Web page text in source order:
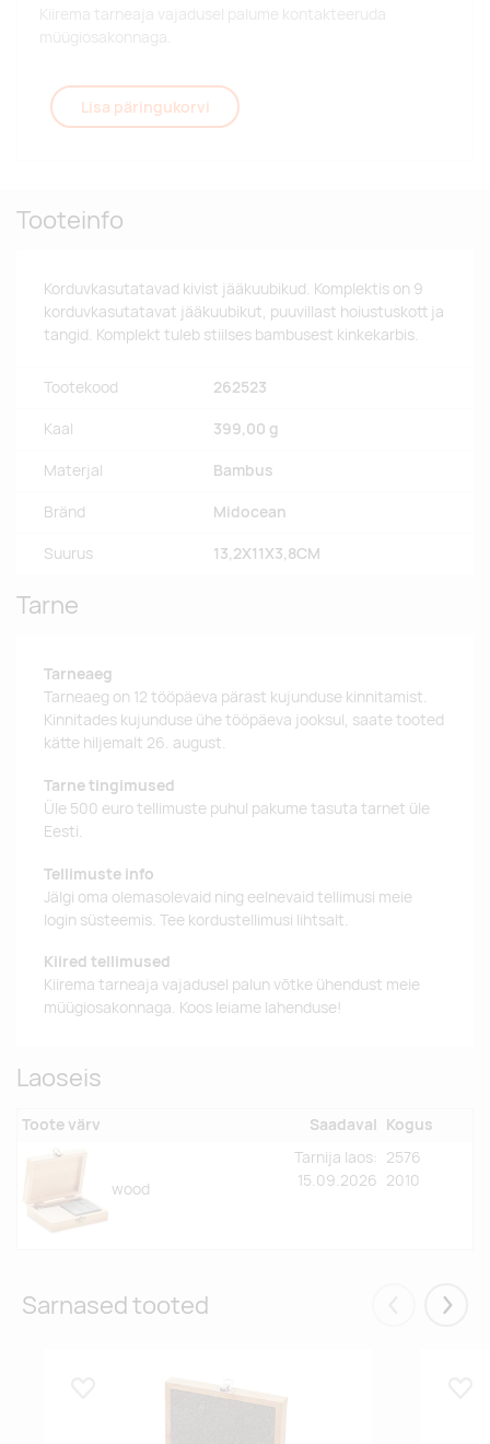
Kiirema tarneaja vajadusel palume kontakteeruda
müügiosakonnaga.
Lisa päringukorvi
Tooteinfo
Korduvkasutatavad kivist jääkuubikud. Komplektis on 9
korduvkasutatavat jääkuubikut, puuvillast hoiustuskott ja
tangid. Komplekt tuleb stiilses bambusest kinkekarbis.
Tootekood 262523
Kaal 399,00 g
Materjal Bambus
Bränd Midocean
Suurus 13,2X11X3,8CM
Tarne
Tarneaeg
Tarneaeg on 12 tööpäeva pärast kujunduse kinnitamist.
Kinnitades kujunduse ühe tööpäeva jooksul, saate tooted
kätte hiljemalt 26. august.
Tarne tingimused
Üle 500 euro tellimuste puhul pakume tasuta tarnet üle
Eesti.
Tellimuste info
Jälgi oma olemasolevaid ning eelnevaid tellimusi meie
login süsteemis. Tee kordustellimusi lihtsalt.
Kiired tellimused
Kiirema tarneaja vajadusel palun võtke ühendust meie
müügiosakonnaga. Koos leiame lahenduse!
Laoseis
Toote värv Saadaval Kogus
wood
Tarnija laos:
15.09.2026
2576
2010
Sarnased tooted Eelmised